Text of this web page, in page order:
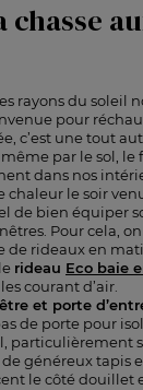
chasse
rayons du soleil
pour
c’est une tout
par le sol, le
dans nos
chaleur le soir
de bien équiper
Pour cela,
de rideaux en
rideau Eco baie
courant d’air.
et porte
de porte pour
particulièrement
généreux tapis
le côté douillet